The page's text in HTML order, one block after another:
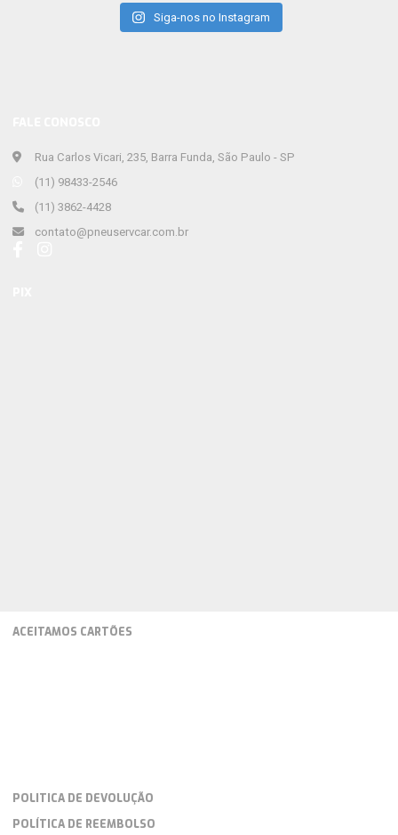
Rua Carlos Vicari, 235, Barra Funda, São Paulo - SP
(11) 98433-2546
(11) 3862-4428
contato@pneuservcar.com.br
Siga-nos no Instagram
ACEITAMOS CARTÕES
POLITICA DE DEVOLUÇÃO
POLÍTICA DE REEMBOLSO